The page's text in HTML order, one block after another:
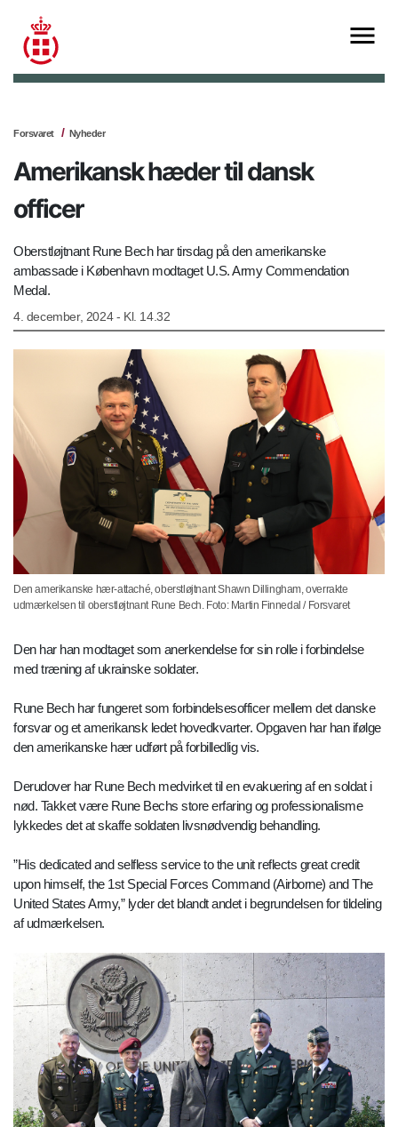
Forsvaret Nyheder
Amerikansk hæder til dansk
officer
Oberstløjtnant Rune Bech har tirsdag på den amerikanske
ambassade i København modtaget U.S. Army Commendation
Medal.
4. december, 2024 - Kl. 14.32
Den amerikanske hær-attaché, oberstløjtnant Shawn Dillingham, overrakte
udmærkelsen til oberstløjtnant Rune Bech. Foto: Martin Finnedal / Forsvaret
Den har han modtaget som anerkendelse for sin rolle i forbindelse
med træning af ukrainske soldater.
Rune Bech har fungeret som forbindelsesofficer mellem det danske
forsvar og et amerikansk ledet hovedkvarter. Opgaven har han ifølge
den amerikanske hær udført på forbilledlig vis.
Derudover har Rune Bech medvirket til en evakuering af en soldat i
nød. Takket være Rune Bechs store erfaring og professionalisme
lykkedes det at skaffe soldaten livsnødvendig behandling.
”His dedicated and selfless service to the unit reflects great credit
upon himself, the 1st Special Forces Command (Airborne) and The
United States Army,” lyder det blandt andet i begrundelsen for tildeling
af udmærkelsen.